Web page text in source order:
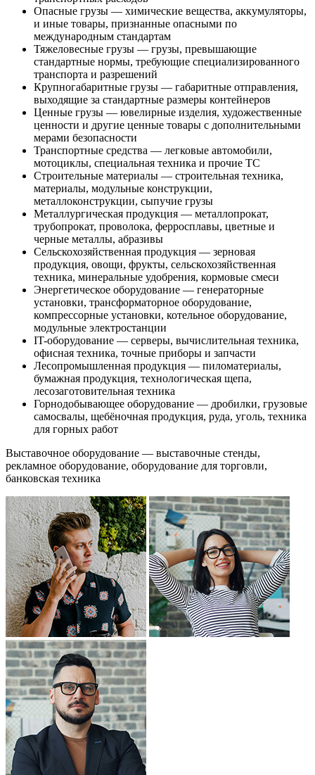
Опасные грузы — химические вещества, аккумуляторы,
и иные товары, признанные опасными по
международным стандартам
Тяжеловесные грузы — грузы, превышающие
стандартные нормы, требующие специализированного
транспорта и разрешений
Крупногабаритные грузы — габаритные отправления,
выходящие за стандартные размеры контейнеров
Ценные грузы — ювелирные изделия, художественные
ценности и другие ценные товары с дополнительными
мерами безопасности
Транспортные средства — легковые автомобили,
мотоциклы, специальная техника и прочие ТС
Строительные материалы — строительная техника,
материалы, модульные конструкции,
металлоконструкции, сыпучие грузы
Металлургическая продукция — металлопрокат,
трубопрокат, проволока, ферросплавы, цветные и
черные металлы, абразивы
Сельскохозяйственная продукция — зерновая
продукция, овощи, фрукты, сельскохозяйственная
техника, минеральные удобрения, кормовые смеси
Энергетическое оборудование — генераторные
установки, трансформаторное оборудование,
компрессорные установки, котельное оборудование,
модульные электростанции
IT-оборудование — серверы, вычислительная техника,
офисная техника, точные приборы и запчасти
Лесопромышленная продукция — пиломатериалы,
бумажная продукция, технологическая щепа,
лесозаготовительная техника
Горнодобывающее оборудование — дробилки, грузовые
самосвалы, щебёночная продукция, руда, уголь, техника
для горных работ
Выставочное оборудование — выставочные стенды,
рекламное оборудование, оборудование для торговли,
банковская техника